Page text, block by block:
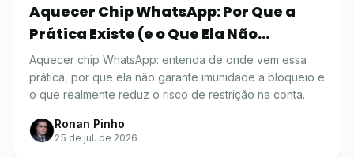
Aquecer Chip WhatsApp: Por Que a
Prática Existe (e o Que Ela Não
Resolve)
Aquecer chip WhatsApp: entenda de onde vem essa
prática, por que ela não garante imunidade a bloqueio e
o que realmente reduz o risco de restrição na conta.
Ronan Pinho
25 de jul. de 2026